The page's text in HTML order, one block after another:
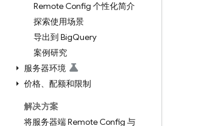
Remote Config 个性化简介
探索使用场景
导出到 BigQuery
案例研究
服务器环境
价格、配额和限制
解决方案
将服务器端 Remote Config 与